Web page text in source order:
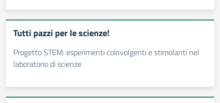
Tutti pazzi per le scienze!
Progetto STEM: esperimenti coinvolgenti e stimolanti nel
laboratorio di scienze